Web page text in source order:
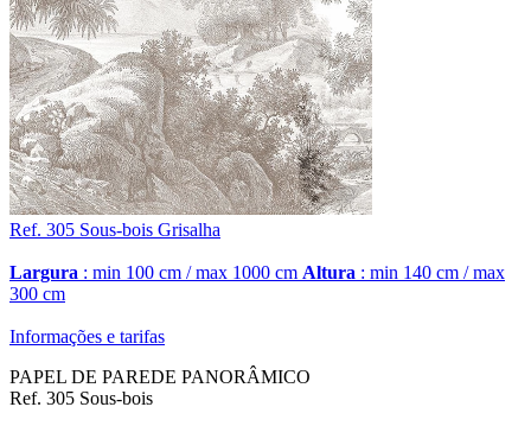
Ref. 305 Sous-bois Grisalha
Largura : min 100 cm / max 1000 cm Altura : min 140 cm / max
300 cm
Informações e tarifas
PAPEL DE PAREDE PANORÂMICO
Ref. 305 Sous-bois